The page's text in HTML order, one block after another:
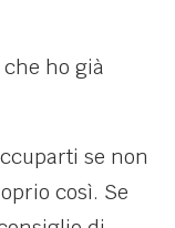
ho già
se non
così. Se